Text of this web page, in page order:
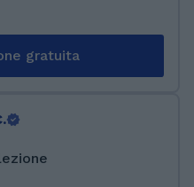
gratuita